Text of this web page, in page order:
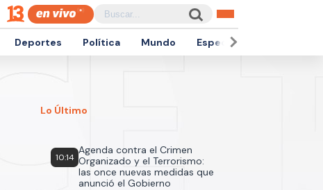
Deportes Política Mundo Espectáculos
Lo Último
10:14
Agenda contra el Crimen
Organizado y el Terrorismo:
las once nuevas medidas que
anunció el Gobierno